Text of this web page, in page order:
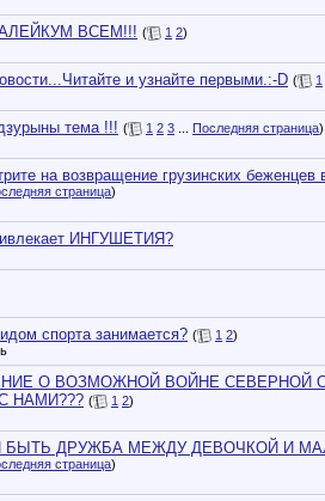
ВСЕМ!!! ( 1 2)
и узнайте первыми.:-D (
1
тема !!! ( 1 2 3 Последняя страница)
на возвращение грузинскиx
страница)
ИНГУШЕТИЯ?
спорта занимается? ( 1 2)
О ВОЗМОЖНОЙ ВОЙНЕ СЕВЕРНОЙ
НАМИ??? ( 1 2)
ДРУЖБА МЕЖДУ ДЕВОЧКОЙ И
страница)